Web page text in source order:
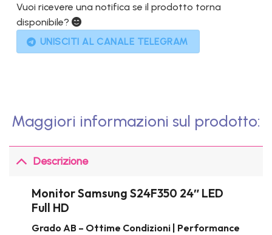
Vuoi ricevere una notifica se il prodotto torna
disponibile?
UNISCITI AL CANALE TELEGRAM
Maggiori informazioni sul prodotto:
Descrizione
Monitor Samsung S24F350 24″ LED
Full HD
Grado AB – Ottime Condizioni | Performance